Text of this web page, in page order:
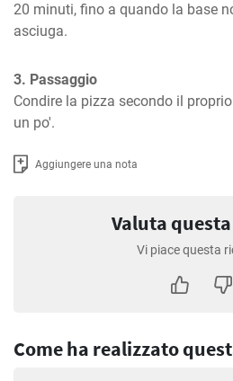
20 minuti, fino a quando la base
asciuga.
3. Passaggio
Condire la pizza secondo il
un po'.
Aggiungere una nota
Valuta
Vi piace questa
Come ha realizzato